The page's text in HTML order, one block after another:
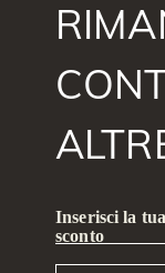
Inserisci la
sconto